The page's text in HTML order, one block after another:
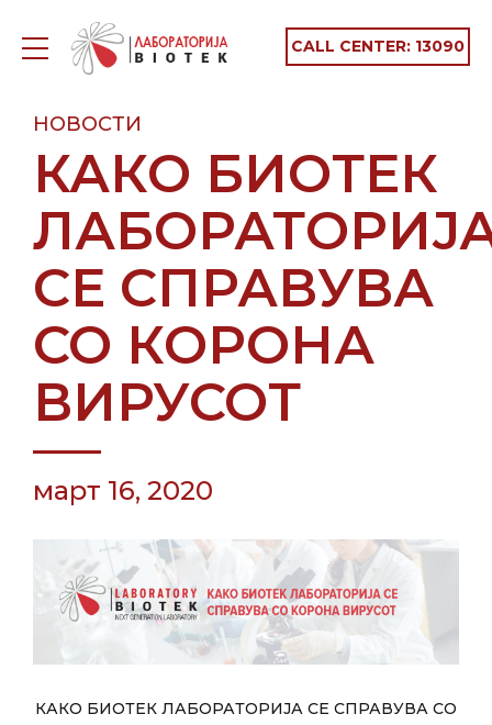
CALL CENTER: 13090
НОВОСТИ
КАКО БИОТЕК
СЕ СПРАВУВА
СО КОРОНА
ВИРУСОТ
март 16, 2020
КАКО БИОТЕК ЛАБОРАТОРИЈА СЕ СПРАВУВА СО